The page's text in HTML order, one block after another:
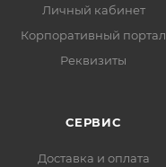
Личный кабинет
Корпоративный портал
Реквизиты
СЕРВИС
Доставка и оплата